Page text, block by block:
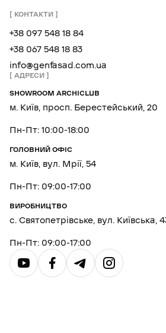
КОНТАКТИ
+38 097 548 18 84
+38 067 548 18 83
info@genfasad.com.ua
АДРЕСИ
SHOWROOM ARCHICLUB
м. Київ, просп. Берестейський, 20
Пн-Пт: 10:00-18:00
ГОЛОВНИЙ ОФІС
м. Київ, вул. Мрії, 54
Пн-Пт: 09:00-17:00
ВИРОБНИЦТВО
с. Святопетрівське, вул. Київська,
Пн-Пт: 09:00-17:00